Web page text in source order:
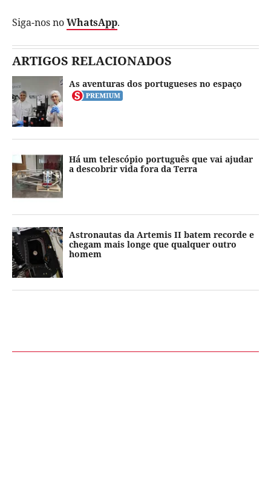
Siga-nos noWhatsApp.
ARTIGOS RELACIONADOS
As aventuras dos portugueses no espaço
Há um telescópio português que vai ajudar
a descobrir vida fora da Terra
Astronautas da Artemis II batem recorde e
chegam mais longe que qualquer outro
homem